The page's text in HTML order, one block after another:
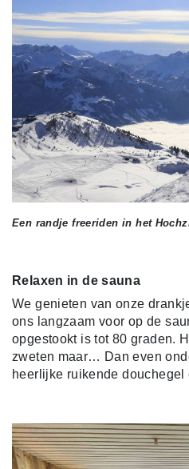
Een randje freeriden in het
Relaxen in de sauna
We genieten van onze
ons langzaam voor op de
opgestookt is tot 80 graden.
zweten maar… Dan even
heerlijke ruikende douchegel